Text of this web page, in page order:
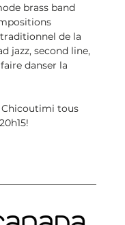
brass band
de la
jazz, second line,
danser la
Chicoutimi tous
et 20h15!